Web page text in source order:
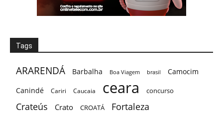
Tags
ARARENDÁ Barbalha Boa Viagem brasil
Camocim
Canindé
Cariri Caucaia ceara concurso
Crateús Crato CROATÁ Fortaleza